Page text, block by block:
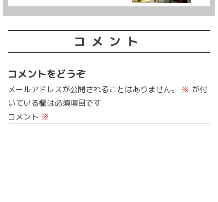
コメント
コメントをどうぞ
メールアドレスが公開されることはありません。 ※ が付
いている欄は必須項目です
コメント ※